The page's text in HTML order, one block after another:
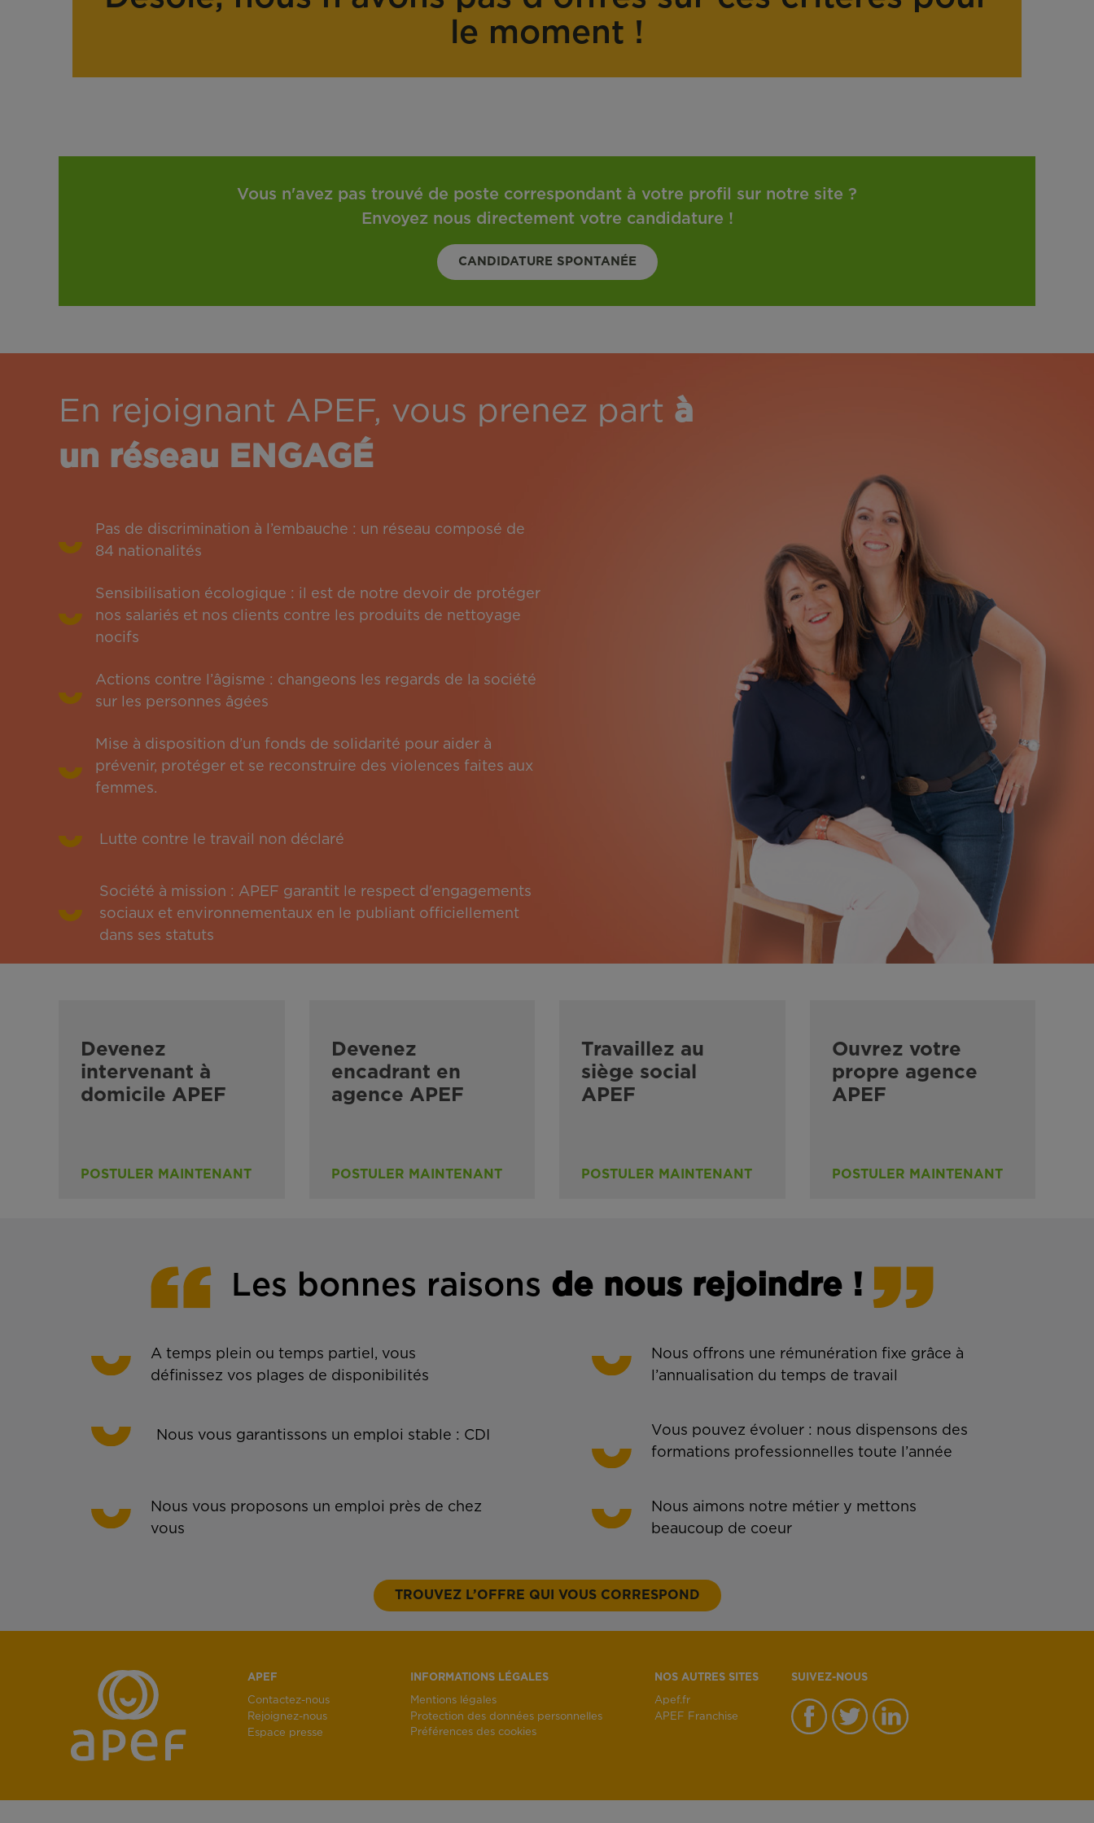
r
le moment !
Vous n'avez pas trouvé de poste correspondant à votre profil sur notre site ?
Envoyez nous directement votre candidature !
CANDIDATURE SPONTANÉE
En rejoignant APEF, vous prenez part à
un réseau ENGAGÉ
Pas de discrimination à l’embauche : un réseau composé de
84 nationalités
Sensibilisation écologique : il est de notre devoir de protéger
nos salariés et nos clients contre les produits de nettoyage
nocifs
Actions contre l’âgisme : changeons les regards de la société
sur les personnes âgées
Mise à disposition d’un fonds de solidarité pour aider à
prévenir, protéger et se reconstruire des violences faites aux
femmes.
Lutte contre le travail non déclaré
Société à mission : APEF garantit le respect d'engagements
sociaux et environnementaux en le publiant officiellement
dans ses statuts
Devenez
intervenant à
domicile APEF
POSTULER MAINTENANT
Devenez
encadrant en
agence APEF
POSTULER MAINTENANT
Travaillez au
siège social
APEF
POSTULER MAINTENANT
Ouvrez votre
propre agence
APEF
POSTULER MAINTENANT
Les bonnes raisons de nous rejoindre !
A temps plein ou temps partiel, vous
définissez vos plages de disponibilités
Nous offrons une rémunération fixe grâce à
l’annualisation du temps de travail
Nous vous garantissons un emploi stable : CDI
Vous pouvez évoluer : nous dispensons des
formations professionnelles toute l’année
Nous vous proposons un emploi près de chez
vous
Nous aimons notre métier y mettons
beaucoup de coeur
TROUVEZ L’OFFRE QUI VOUS CORRESPOND
APEF
Contactez-nous
Rejoignez-nous
Espace presse
INFORMATIONS LÉGALES
Mentions légales
Protection des données personnelles
Préférences des cookies
NOS AUTRES SITES
Apef.fr
APEF Franchise
SUIVEZ-NOUS